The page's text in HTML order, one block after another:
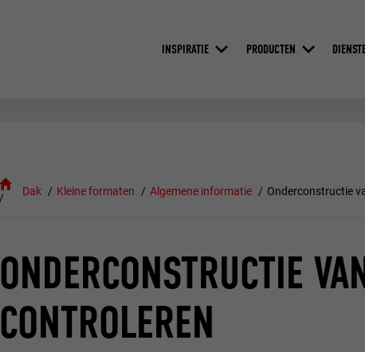
INSPIRATIE PRODUCTEN
Dak Kleine formaten Algemene informatie Onderconstructie
ONDERCONSTRUCTIE
CONTROLEREN